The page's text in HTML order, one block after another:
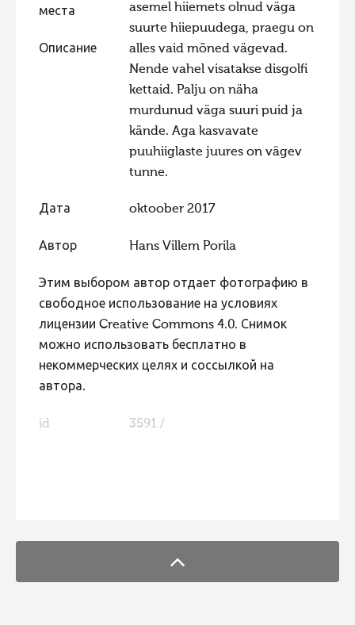
Фотоконкурс 2011
Фотоконкурс 2010
Фотоконкурс 2008
места
Описание
asemel hiiemets olnud väga
suurte hiiepuudega, praegu on
alles vaid mõned vägevad.
Nende vahel visatakse disgolfi
kettaid. Palju on näha
murdunud väga suuri puid ja
kände. Aga kasvavate
puuhiiglaste juures on vägev
tunne.
Дата oktoober 2017
Автор Hans Villem Porila
Этим выбором автор отдает фотографию в
свободное использование на условиях
лицензии Creative Commons 4.0. Снимок
можно использовать бесплатно в
некоммерческих целях и соссылкой на
автора.
id 3591 /